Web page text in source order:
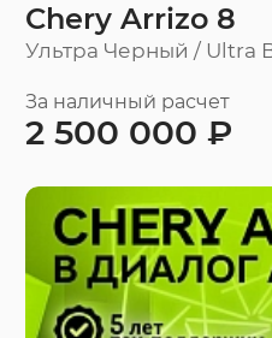
Chery Arrizo 8
Ультра Черный / Ultra
За наличный расчет
2 500 000 ₽